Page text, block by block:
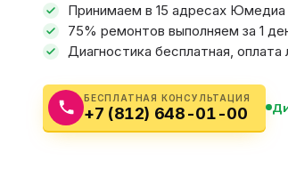
Компьютерная техника
Бытовая техника
Фототехника
Оргтехника
Принимаем в 15 адресах
75% ремонтов выполняем за 1
Диагностика бесплатная,
БЕСПЛАТНАЯ КОНСУЛЬТАЦИЯ
+7 (812) 648-01-00